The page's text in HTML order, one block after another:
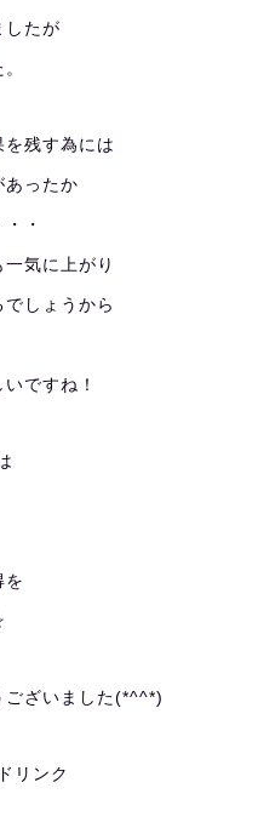
したが
残す為には
あったか
・
気に上がり
しょうから
ですね！
を
ございました(*^^*)
リンク